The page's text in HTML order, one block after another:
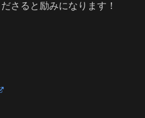
さると励みになります！